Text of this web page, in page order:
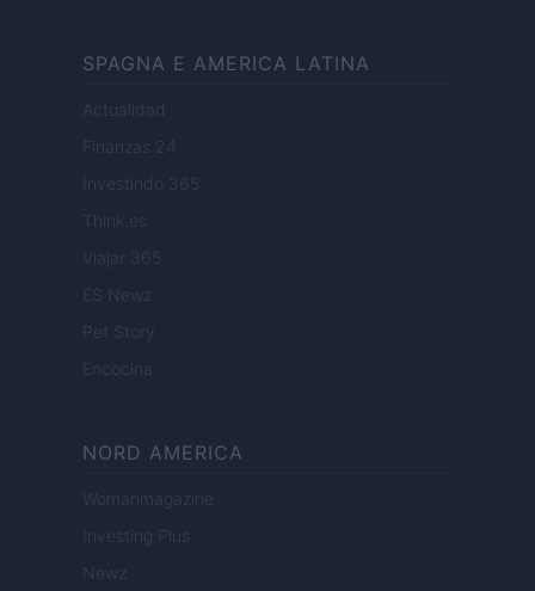
SPAGNA E AMERICA LATINA
Actualidad
Finanzas 24
Investindo 365
Think.es
Viajar 365
ES Newz
Pet Story
Encocina
NORD AMERICA
Womanmagazine
Investing Plus
Newz